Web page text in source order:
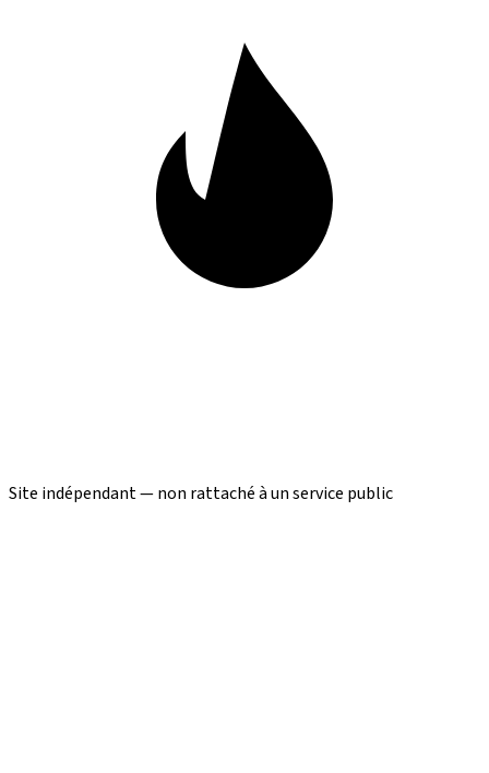
Site indépendant — non rattaché à un service public